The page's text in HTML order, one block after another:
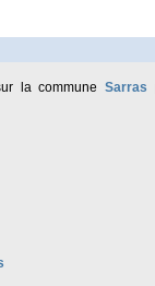
la communeSarras